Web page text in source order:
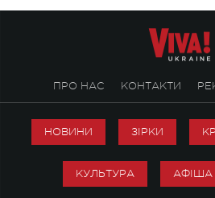
ПРО НАС КОНТАКТИ
НОВИНИ ЗІРКИ
КУЛЬТУРА АФІША